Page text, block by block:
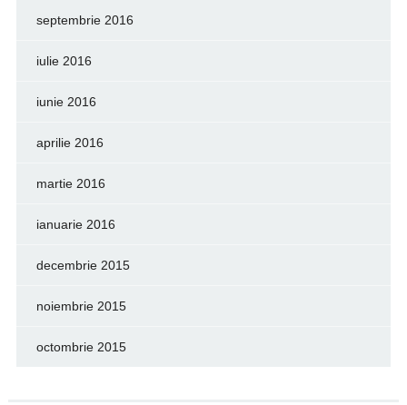
septembrie 2016
iulie 2016
iunie 2016
aprilie 2016
martie 2016
ianuarie 2016
decembrie 2015
noiembrie 2015
octombrie 2015